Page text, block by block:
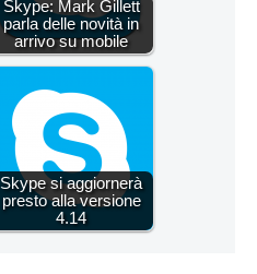
Skype: Mark Gillett
parla delle novità in
arrivo su mobile
Skype si aggiornerà
presto alla versione
4.14